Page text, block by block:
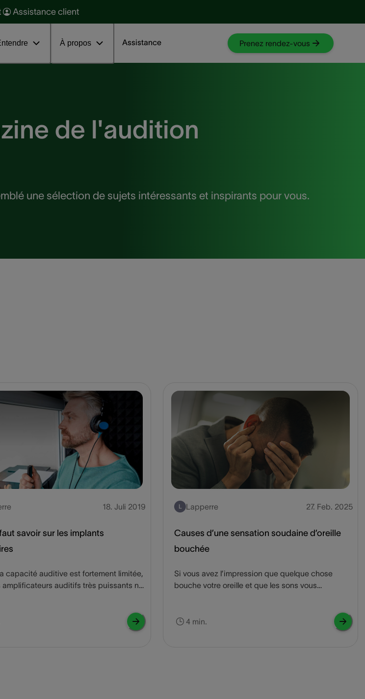
Assistance client
À propos Assistance Prenez rendez-vous
sur les
conseiller
auditif
de l'audition
une sélection de sujets intéressants et inspirants pour vous.
18. Juli 2019
savoir sur les implants
capacité auditive est fortement limitée,
amplificateurs auditifs très puissants ne
les implants cochléaires (IC).
L Lapperre 27. Feb. 2025
Causes d’une sensation soudaine d’oreille
bouchée
Si vous avez l’impression que quelque chose
bouche votre oreille et que les sons vous
ressentez aussi probablement l’envie de bâiller
pour la déboucher. Certains cas d’oreille bouchée
4 min.